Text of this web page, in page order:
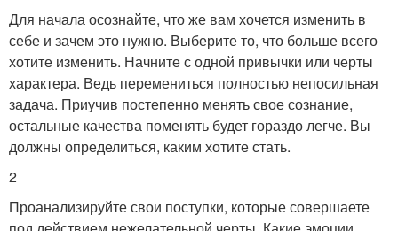
Для начала осознайте, что же вам хочется изменить в
себе и зачем это нужно. Выберите то, что больше всего
хотите изменить. Начните с одной привычки или черты
характера. Ведь перемениться полностью непосильная
задача. Приучив постепенно менять свое сознание,
остальные качества поменять будет гораздо легче. Вы
должны определиться, каким хотите стать.
2
Проанализируйте свои поступки, которые совершаете